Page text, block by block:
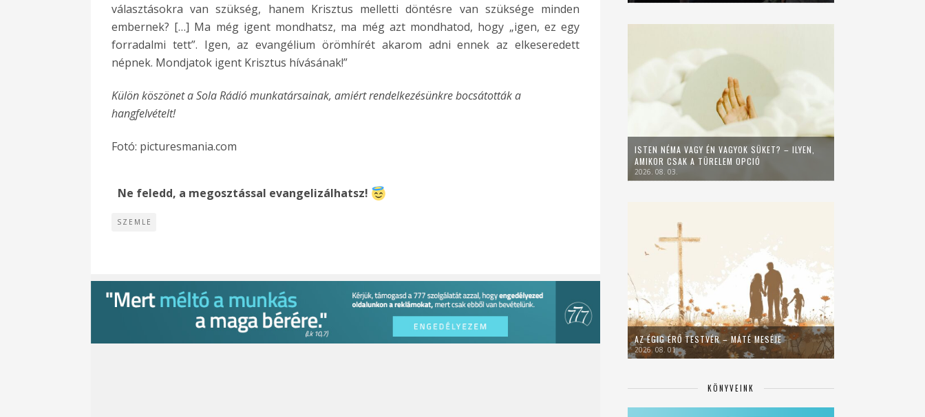
választásokra van szükség, hanem Krisztus melletti döntésre van szüksége minden
embernek? […] Ma még igent mondhatsz, ma még azt mondhatod, hogy „igen, ez egy
forradalmi tett”. Igen, az evangélium örömhírét akarom adni ennek az elkeseredett
népnek. Mondjatok igent Krisztus hívásának!”
Külön köszönet a Sola Rádió munkatársainak, amiért rendelkezésünkre bocsátották a
hangfelvételt!
Fotó: picturesmania.com
Ne feledd, a megosztással evangelizálhatsz!
SZEMLE
ISTEN NÉMA VAGY ÉN VAGYOK SÜKET? – ILYEN,
AMIKOR CSAK A TÜRELEM OPCIÓ
2026. 08. 03.
AZ ÉGIG ÉRŐ TESTVÉR – MÁTÉ MESÉJE
2026. 08. 01.
KÖNYVEINK